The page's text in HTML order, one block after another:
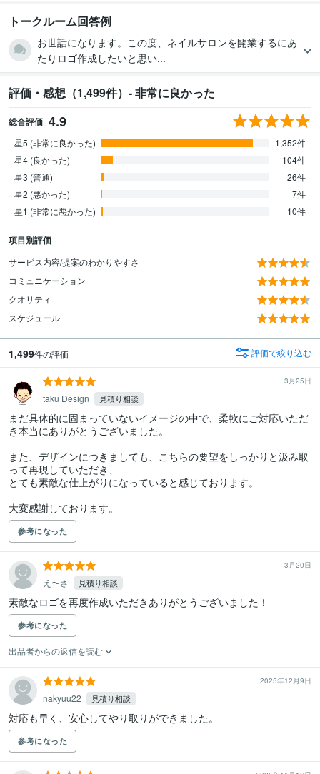
トークルーム回答例
お世話になります。この度、ネイルサロンを開業するにあ
たりロゴ作成したいと思い...
評価・感想（1,499件）- 非常に良かった
総合評価 4.9
星5 (非常に良かった)
1,352件
星4 (良かった)
104件
星3 (普通)
26件
星2 (悪かった)
7件
星1 (非常に悪かった)
10件
項目別評価
サービス内容/提案のわかりやすさ
コミュニケーション
クオリティ
スケジュール
1,499件の評価 評価で絞り込む
3月25日
taku Design 見積り相談
まだ具体的に固まっていないイメージの中で、柔軟にご対応いただ
き本当にありがとうございました。
また、デザインにつきましても、こちらの要望をしっかりと汲み取
って再現していただき、
とても素敵な仕上がりになっていると感じております。
大変感謝しております。
参考になった
3月20日
え〜さ 見積り相談
素敵なロゴを再度作成いただきありがとうございました！
参考になった
出品者からの返信を読む
2025年12月9日
nakyuu22 見積り相談
対応も早く、安心してやり取りができました。
参考になった